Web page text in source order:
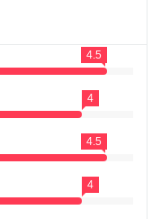
4.5
4
4.5
4